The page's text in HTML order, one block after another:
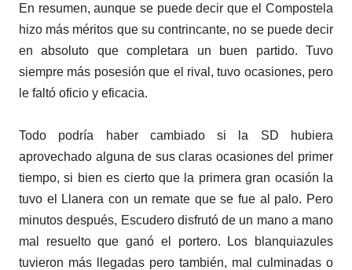
En resumen, aunque se puede decir que el Compostela
hizo más méritos que su contrincante, no se puede decir
en absoluto que completara un buen partido. Tuvo
siempre más posesión que el rival, tuvo ocasiones, pero
le faltó oficio y eficacia.
Todo podría haber cambiado si la SD hubiera
aprovechado alguna de sus claras ocasiones del primer
tiempo, si bien es cierto que la primera gran ocasión la
tuvo el Llanera con un remate que se fue al palo. Pero
minutos después, Escudero disfrutó de un mano a mano
mal resuelto que ganó el portero. Los blanquiazules
tuvieron más llegadas pero también, mal culminadas o